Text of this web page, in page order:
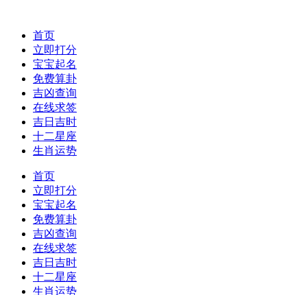
首页
立即打分
宝宝起名
免费算卦
吉凶查询
在线求签
吉日吉时
十二星座
生肖运势
首页
立即打分
宝宝起名
免费算卦
吉凶查询
在线求签
吉日吉时
十二星座
生肖运势